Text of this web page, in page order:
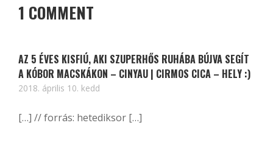
1 COMMENT
AZ 5 ÉVES KISFIÚ, AKI SZUPERHŐS RUHÁBA BÚJVA SEGÍT
A KÓBOR MACSKÁKON – CINYAU | CIRMOS CICA – HELY :)
2018. április 10. kedd
[…] // forrás: hetediksor […]